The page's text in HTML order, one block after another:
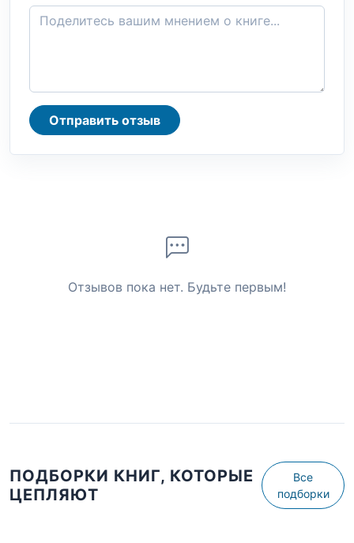
Отправить отзыв
Отзывов пока нет. Будьте первым!
ПОДБОРКИ КНИГ, КОТОРЫЕ
ЦЕПЛЯЮТ
Все
подборки